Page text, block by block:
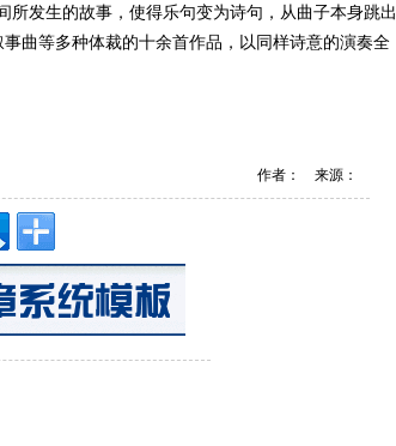
发生的故事，使得乐句变为诗句，从曲子本身跳出
曲等多种体裁的十余首作品，以同样诗意的演奏全
作者： 来源：